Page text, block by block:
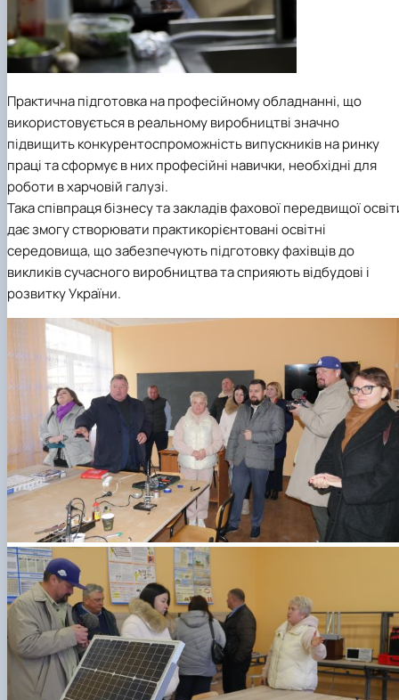
Практична підготовка на професійному обладнанні, що
використовується в реальному виробництві значно
підвищить конкурентоспроможність випускників на ринку
праці та сформує в них професійні навички, необхідні для
роботи в харчовій галузі.
Така співпраця бізнесу та закладів фахової передвищої
дає змогу створювати практикорієнтовані освітні
середовища, що забезпечують підготовку фахівців до
викликів сучасного виробництва та сприяють відбудові і
розвитку України.